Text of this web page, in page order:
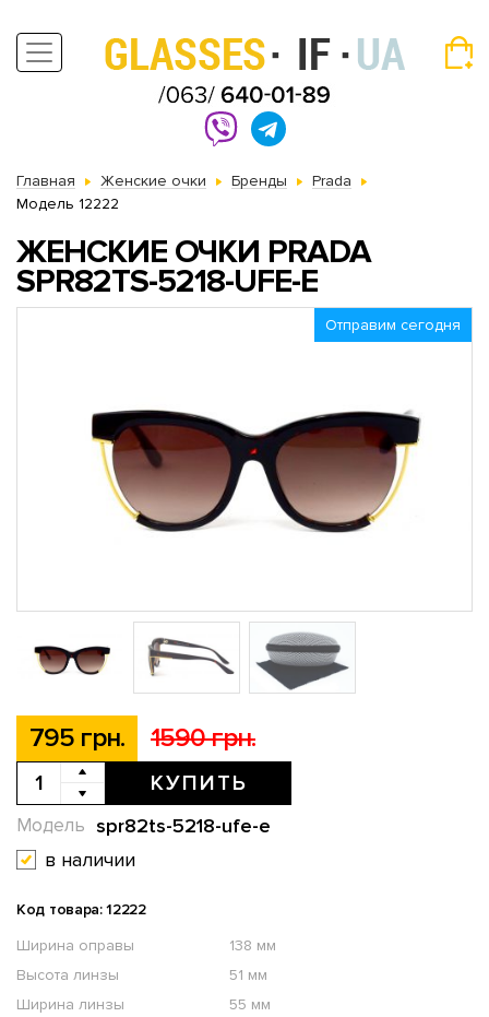
Главная Женские очки Бренды
Prada
Модель 12222
ЖЕНСКИЕ ОЧКИ PRADA
SPR82TS-5218-UFE-E
Отправим сегодня
795 грн. 1590 грн.
КУПИТЬ
spr82ts-5218-ufe-e
Модель
в наличии
Код товара: 12222
Ширина оправы
138 мм
Высота линзы
51 мм
Ширина линзы
55 мм